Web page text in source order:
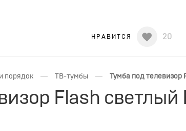
20
НРАВИТСЯ
порядок — ТВ-тумбы — Тумба под телевизор
Flash светлый